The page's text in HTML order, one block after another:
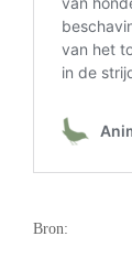
Bron: